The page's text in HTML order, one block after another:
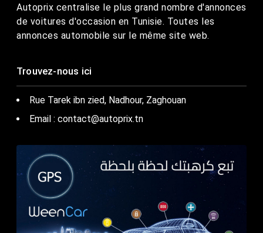
Autoprix centralise le plus grand nombre d'annonces
de voitures d'occasion en Tunisie. Toutes les
annonces automobile sur le même site web.
Trouvez-nous ici
Rue Tarek ibn zied, Nadhour, Zaghouan
Email : contact@autoprix.tn